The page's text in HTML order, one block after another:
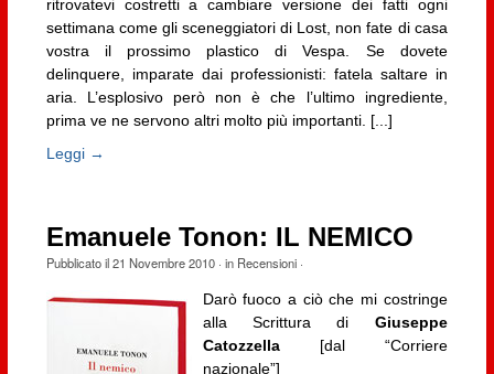
ritrovatevi costretti a cambiare versione dei fatti ogni
settimana come gli sceneggiatori di Lost, non fate di casa
vostra il prossimo plastico di Vespa. Se dovete
delinquere, imparate dai professionisti: fatela saltare in
aria. L’esplosivo però non è che l’ultimo ingrediente,
prima ve ne servono altri molto più importanti. [...]
Leggi →
Emanuele Tonon: IL NEMICO
Pubblicato il21 Novembre 2010· in Recensioni·
Darò fuoco a ciò che mi costringe
alla Scrittura di Giuseppe
Catozzella[dal “Corriere
nazionale”]